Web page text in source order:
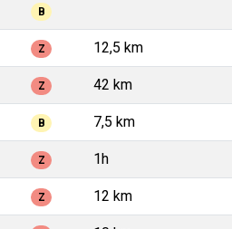
B
Z 12,5 km
Z 42 km
B 7,5 km
Z 1h
Z 12 km